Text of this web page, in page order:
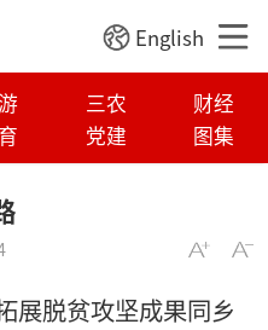
English
三农
财经
党建 图集
展脱贫攻坚成果同乡